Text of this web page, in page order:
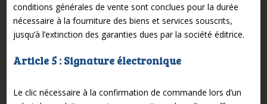
conditions générales de vente sont conclues pour la durée
nécessaire à la fourniture des biens et services souscrits,
jusqu’à l’extinction des garanties dues par la société éditrice.
Article 5 : Signature électronique
Le clic nécessaire à la confirmation de commande lors d’un